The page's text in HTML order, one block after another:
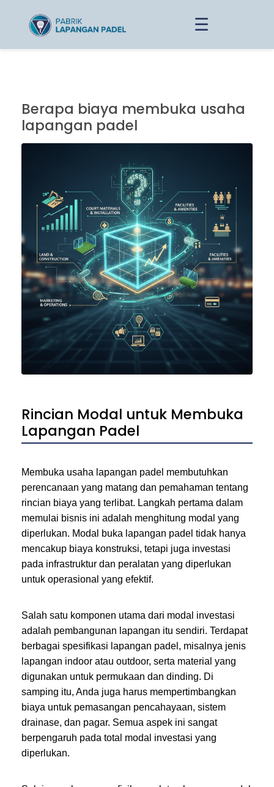
☰
Berapa biaya membuka usaha
lapangan padel
Rincian Modal untuk Membuka
Lapangan Padel
Membuka usaha lapangan padel membutuhkan
perencanaan yang matang dan pemahaman tentang
rincian biaya yang terlibat. Langkah pertama dalam
memulai bisnis ini adalah menghitung modal yang
diperlukan. Modal buka lapangan padel tidak hanya
mencakup biaya konstruksi, tetapi juga investasi
pada infrastruktur dan peralatan yang diperlukan
untuk operasional yang efektif.
Salah satu komponen utama dari modal investasi
adalah pembangunan lapangan itu sendiri. Terdapat
berbagai spesifikasi lapangan padel, misalnya jenis
lapangan indoor atau outdoor, serta material yang
digunakan untuk permukaan dan dinding. Di
samping itu, Anda juga harus mempertimbangkan
biaya untuk pemasangan pencahayaan, sistem
drainase, dan pagar. Semua aspek ini sangat
berpengaruh pada total modal investasi yang
diperlukan.